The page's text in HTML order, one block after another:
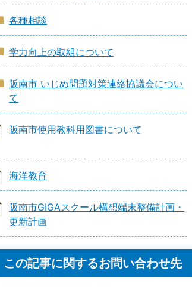
各種相談
学力向上の取組について
阪南市 いじめ問題対策連絡協議会につい
て
阪南市使用教科用図書について
海洋教育
阪南市GIGAスクール構想端末整備計画・
更新計画
この記事に関するお問い合わせ先